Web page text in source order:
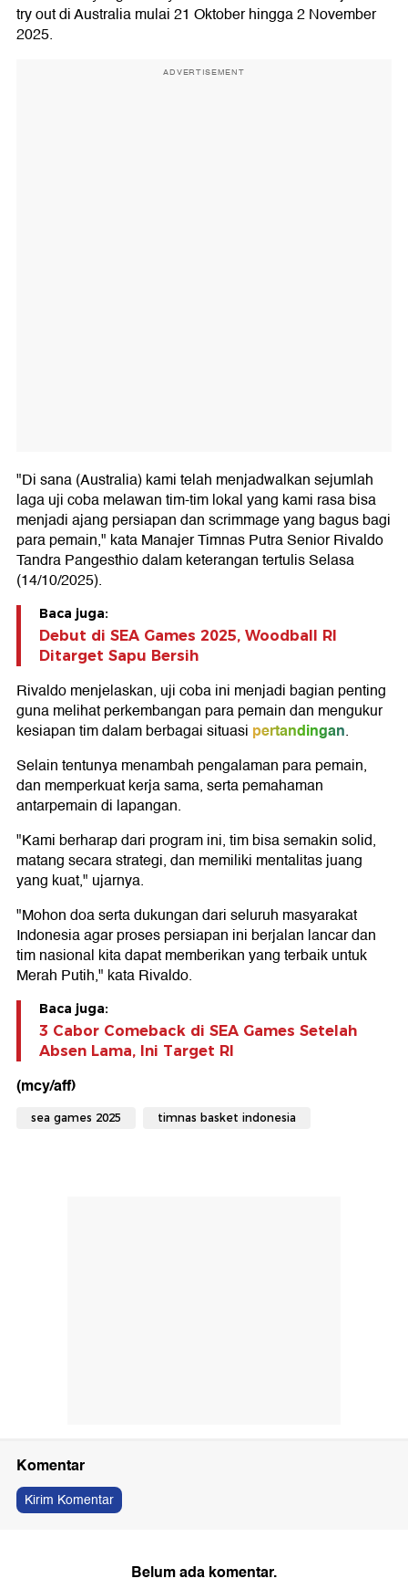
try out di Australia mulai 21 Oktober hingga 2 November
2025.
ADVERTISEMENT
"Di sana (Australia) kami telah menjadwalkan sejumlah
laga uji coba melawan tim-tim lokal yang kami rasa bisa
menjadi ajang persiapan dan scrimmage yang bagus bagi
para pemain," kata Manajer Timnas Putra Senior Rivaldo
Tandra Pangesthio dalam keterangan tertulis Selasa
(14/10/2025).
Baca juga:
Debut di SEA Games 2025, Woodball RI
Ditarget Sapu Bersih
Rivaldo menjelaskan, uji coba ini menjadi bagian penting
guna melihat perkembangan para pemain dan mengukur
kesiapan tim dalam berbagai situasi pertandingan.
Selain tentunya menambah pengalaman para pemain,
dan memperkuat kerja sama, serta pemahaman
antarpemain di lapangan.
"Kami berharap dari program ini, tim bisa semakin solid,
matang secara strategi, dan memiliki mentalitas juang
yang kuat," ujarnya.
"Mohon doa serta dukungan dari seluruh masyarakat
Indonesia agar proses persiapan ini berjalan lancar dan
tim nasional kita dapat memberikan yang terbaik untuk
Merah Putih," kata Rivaldo.
Baca juga:
3 Cabor Comeback di SEA Games Setelah
Absen Lama, Ini Target RI
(mcy/aff)
sea games 2025 timnas basket indonesia
Komentar
Kirim Komentar
Belum ada komentar.